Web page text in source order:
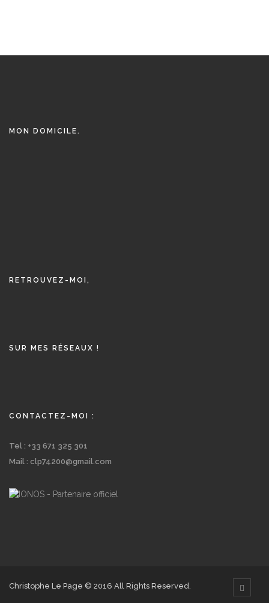
MON DOMICILE.
RETROUVEZ-MOI,
SUR MES RÉSEAUX !
CONTACTEZ-MOI :
Tel : +33 671 325 301
Mail : clp74200@gmail.com
Christophe Le Page © 2016 All Rights Reserved.